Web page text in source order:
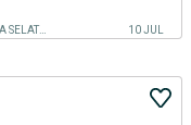
PASAR MINGGU, JAKARTA SELATAN 10 JUL